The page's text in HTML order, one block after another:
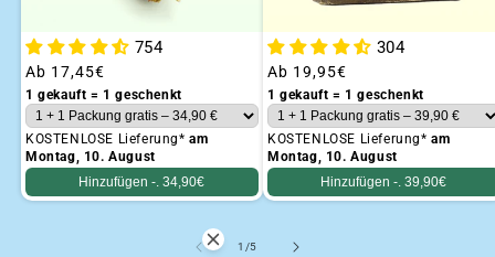
754
Üblicher
Preis
Ab 17,45€
1 gekauft = 1 geschenkt
KOSTENLOSE Lieferung*am
Montag, 10. August
Hinzufügen -.34,90€
304
Üblicher
Preis
Ab 19,95€
1 gekauft = 1 geschenkt
KOSTENLOSE Lieferung*am
Montag, 10. August
Hinzufügen -.39,90€
1 /von
5